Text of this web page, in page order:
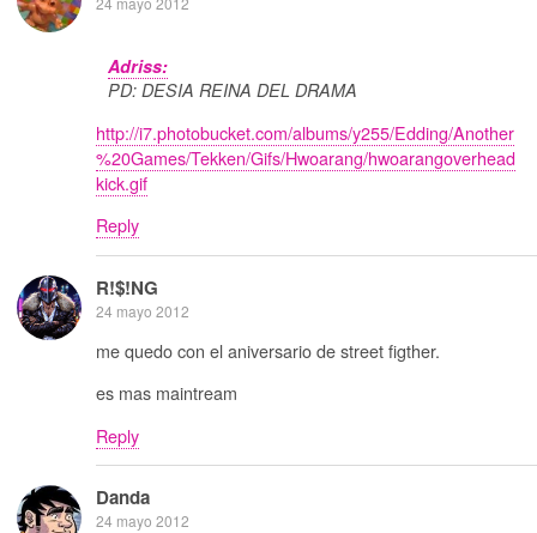
Adriss:
PD: DESIA REINA DEL DRAMA
http://i7.photobucket.com/albums/y255/Edding/Another
%20Games/Tekken/Gifs/Hwoarang/hwoarangoverhead
kick.gif
Reply
R!$!NG
24 mayo 2012
me quedo con el aniversario de street figther.
es mas maintream
Reply
Danda
24 mayo 2012